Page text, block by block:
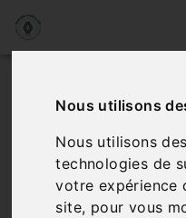
Nous utilisons
Nous utilisons
technologies de
votre expérience
site, pour vous
Aucun véhicule dans
ajouter via